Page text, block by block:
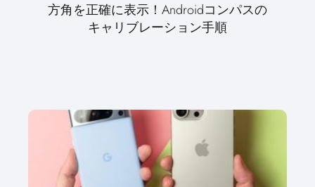
方角を正確に表示！Androidコンパスの
キャリブレーション手順